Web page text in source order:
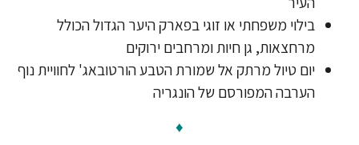
​בילוי משפחתי או זוגי בפארק היער הגדול הכולל
מרחצאות, גן חיות ומרחבים ירוקים
​יום טיול מרתק אל שמורת הטבע הורטובאג' לחוויית נוף
הערבה המפורסם של הונגריה